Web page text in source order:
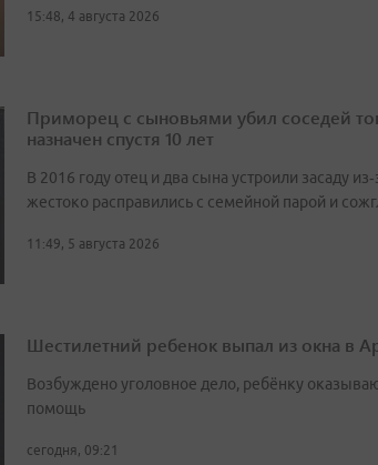
15:48, 4 августа 2026
Приморец с сыновьями убил соседей
назначен спустя 10 лет
В 2016 году отец и два сына устроили засаду
жестоко расправились с семейной парой и
11:49, 5 августа 2026
Шестилетний ребенок выпал из окна в
Возбуждено уголовное дело, ребёнку
помощь
сегодня, 09:21